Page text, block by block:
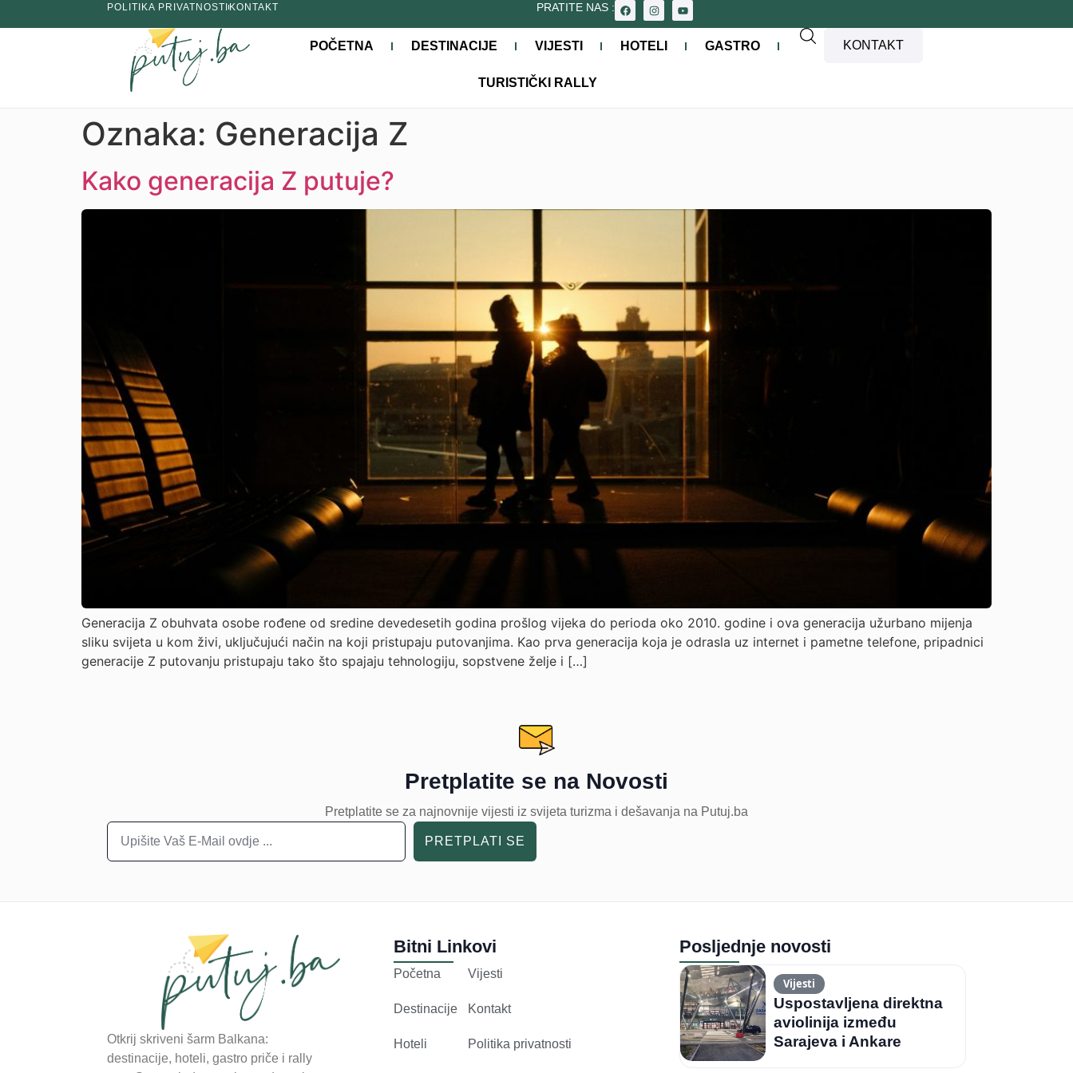
POLITIKA PRIVATNOSTIKONTAKT PRATITE NAS :
POČETNA DESTINACIJE VIJESTI HOTELI GASTRO
TURISTIČKI RALLY
KONTAKT
Oznaka: Generacija Z
Kako generacija Z putuje?
Generacija Z obuhvata osobe rođene od sredine devedesetih godina prošlog vijeka do perioda oko 2010. godine i ova generacija užurbano mijenja
sliku svijeta u kom živi, uključujući način na koji pristupaju putovanjima. Kao prva generacija koja je odrasla uz internet i pametne telefone, pripadnici
generacije Z putovanju pristupaju tako što spajaju tehnologiju, sopstvene želje i […]
Pretplatite se na Novosti
Pretplatite se za najnovnije vijesti iz svijeta turizma i dešavanja na Putuj.ba
PRETPLATI SE
Otkrij skriveni šarm Balkana:
destinacije, hoteli, gastro priče i rally
Bitni Linkovi
Početna
Destinacije
Hoteli
Vijesti
Kontakt
Politika privatnosti
Posljednje novosti
Vijesti
Uspostavljena direktna
aviolinija između
Sarajeva i Ankare